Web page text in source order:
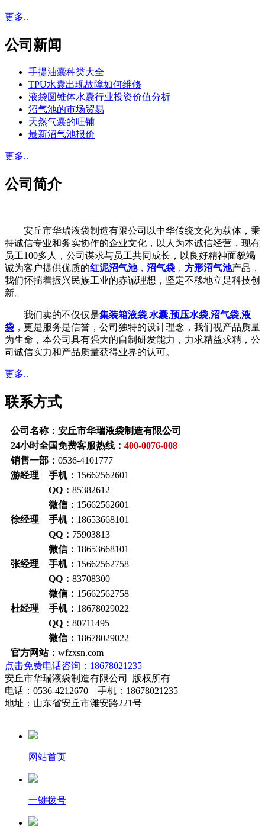
更多..
公司新闻
手提油囊种类大全
TPU水囊出现故障如何维修
液袋圆锥体水囊行业投资价值分析
沼气池的市场贸易
天然气囊的旺铺
最新沼气池报价
更多..
公司简介
安丘市华瑞液袋制造有限公司以中华传统文化为载体，秉
持诚信专业和务实协作的企业文化，以人为本诚信经营，现有
员工100多人，公司谋求与员工共同成长，以良好精神面貌竭
诚为客户提供优质的红泥沼气池， 沼气袋 ， 方形沼气池产品，
我们怀揣着振兴民族工业的赤诚理想，坚定不移地立足科技创
新。
我们卖的不仅仅是集装箱液袋,水囊,预压水袋,沼气袋,液
袋 ，更是服务是信誉，公司独特的设计理念，我们视产品质量
为生命，本公司具有强大的自制研发能力，力求精益求精，公
司诚信实力和产品质量获得业界的认可。
更多..
联系方式
公司名称：安丘市华瑞液袋制造有限公司
24小时全国免费客服热线： 400-0076-008
销售一部： 0536-4101777
游经理 手机： 15662562601
QQ： 85382612
微信： 15662562601
徐经理 手机： 18653668101
QQ： 75903813
微信： 18653668101
张经理 手机： 15662562758
QQ： 83708300
微信： 15662562758
杜经理 手机： 18678029022
QQ： 80711495
微信： 18678029022
官方网站： wfzxsn.com
点击免费电话咨询：18678021235
安丘市华瑞液袋制造有限公司 版权所有
电话：0536-4212670 手机：18678021235
地址：山东省安丘市潍安路221号
网站首页
一键拨号